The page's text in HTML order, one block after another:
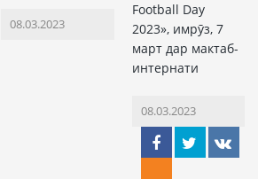
08.03.2023
Football Day
2023», имрӯз, 7
март дар мактаб-
интернати
08.03.2023